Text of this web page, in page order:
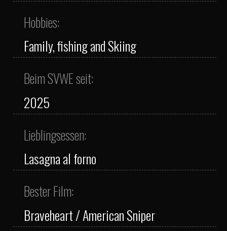
Hobbies:
Family, fishing and Skiing
Beim SVWE seit:
2025
Lieblingsessen:
Lasagna al forno
Bester Film:
Braveheart / American Sniper